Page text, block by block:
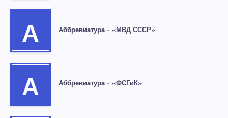
А Аббревиатура – «МВД СССР»
А Аббревиатура – «ФСГиК»